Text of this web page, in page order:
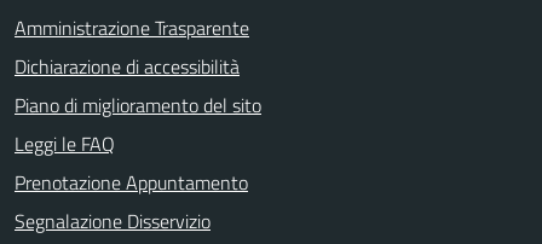
Amministrazione Trasparente
Dichiarazione di accessibilità
Piano di miglioramento del sito
Leggi le FAQ
Prenotazione Appuntamento
Segnalazione Disservizio